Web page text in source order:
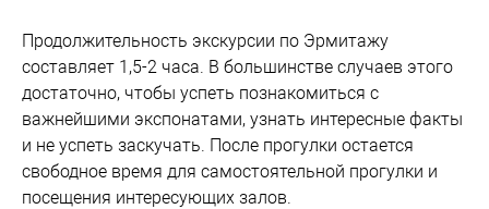
Продолжительность экскурсии по Эрмитажу
составляет 1,5-2 часа. В большинстве случаев этого
достаточно, чтобы успеть познакомиться с
важнейшими экспонатами, узнать интересные факты
и не успеть заскучать. После прогулки остается
свободное время для самостоятельной прогулки и
посещения интересующих залов.